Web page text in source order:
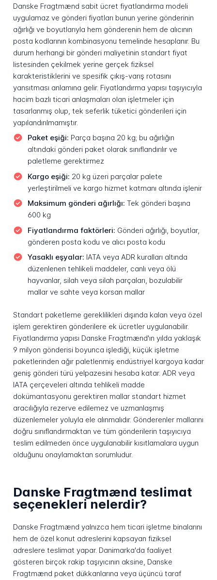
Danske Fragtmænd sabit ücret fiyatlandırma modeli
uygulamaz ve gönderi fiyatları bunun yerine gönderinin
ağırlığı ve boyutlarıyla hem gönderenin hem de alıcının
posta kodlarının kombinasyonu temelinde hesaplanır. Bu
durum herhangi bir gönderi maliyetinin standart fiyat
listesinden çekilmek yerine gerçek fiziksel
karakteristiklerini ve spesifik çıkış-varış rotasını
yansıtması anlamına gelir. Fiyatlandırma yapısı taşıyıcıyla
hacim bazlı ticari anlaşmaları olan işletmeler için
tasarlanmış olup, tek seferlik tüketici gönderileri için
yapılandırılmamıştır.
Paket eşiği: Parça başına 20 kg; bu ağırlığın
altındaki gönderi paket olarak sınıflandırılır ve
paletleme gerektirmez
Kargo eşiği: 20 kg üzeri parçalar palete
yerleştirilmeli ve kargo hizmet katmanı altında işlenir
Maksimum gönderi ağırlığı: Tek gönderi başına
600 kg
Fiyatlandırma faktörleri: Gönderi ağırlığı, boyutlar,
gönderen posta kodu ve alıcı posta kodu
Yasaklı eşyalar: IATA veya ADR kuralları altında
düzenlenen tehlikeli maddeler, canlı veya ölü
hayvanlar, silah veya silah parçaları, bozulabilir
mallar ve sahte veya korsan mallar
Standart paketleme gereklilikleri dışında kalan veya özel
işlem gerektiren gönderilere ek ücretler uygulanabilir.
Fiyatlandırma yapısı Danske Fragtmænd'ın yılda yaklaşık
9 milyon gönderisi boyunca işlediği, küçük işletme
paketlerinden ağır paletlenmiş endüstriyel kargoya kadar
geniş gönderi türü yelpazesini hesaba katar. ADR veya
IATA çerçeveleri altında tehlikeli madde
dokümantasyonu gerektiren mallar standart hizmet
aracılığıyla rezerve edilemez ve uzmanlaşmış
düzenlemeler yoluyla ele alınmalıdır. Gönderenler mallarını
doğru sınıflandırmaktan ve tüm gönderilerin taşıyıcıya
teslim edilmeden önce uygulanabilir kısıtlamalara uygun
olduğunu onaylamaktan sorumludur.
Danske Fragtmænd teslimat
seçenekleri nelerdir?
Danske Fragtmænd yalnızca hem ticari işletme binalarını
hem de özel konut adreslerini kapsayan fiziksel
adreslere teslimat yapar. Danimarka'da faaliyet
gösteren birçok rakip taşıyıcının aksine, Danske
Fragtmænd paket dükkanlarına veya üçüncü taraf